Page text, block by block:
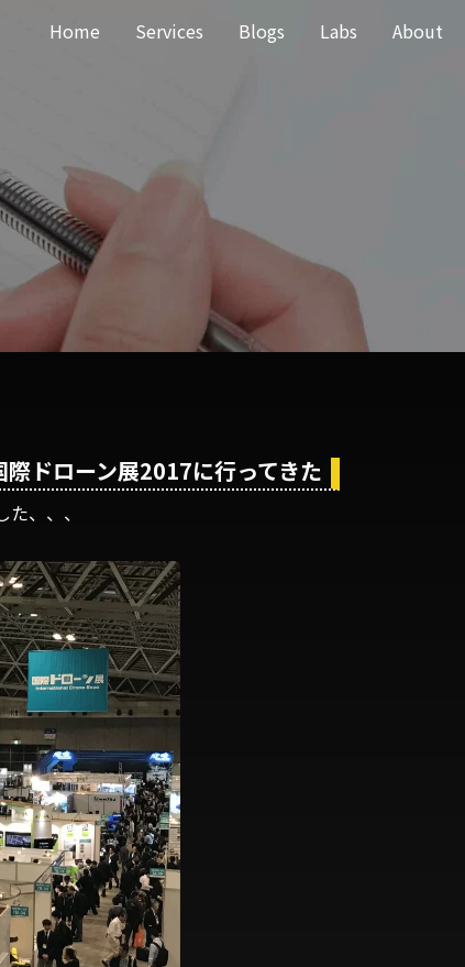
Home Services Blogs Labs About
際ドローン展2017に行ってきた
、、、